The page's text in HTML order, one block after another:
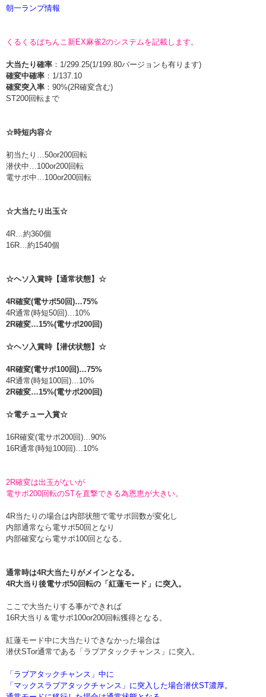
朝一ランプ情報
くるくるぱちんこ新EX麻雀2のシステムを記載します。
大当たり確率 ：1/299.25(1/199.80バージョンも有ります)
確変中確率 ：1/137.10
確変突入率 ：90%(2R確変含む)
ST200回転まで
☆時短内容☆
初当たり…50or200回転
潜伏中…100or200回転
電サポ中…100or200回転
☆大当たり出玉☆
4R…約360個
16R…約1540個
☆ヘソ入賞時【通常状態】☆
4R確変(電サポ50回)…75%
4R通常(時短50回)…10%
2R確変…15%(電サポ200回)
☆ヘソ入賞時【潜伏状態】☆
4R確変(電サポ100回)…75%
4R通常(時短100回)…10%
2R確変…15%(電サポ200回)
☆電チュー入賞☆
16R確変(電サポ200回)…90%
16R通常(時短100回)…10%
2R確変は出玉がないが
電サポ200回転のSTを直撃できる為恩恵が大きい。
4R当たりの場合は内部状態で電サポ回数が変化し
内部通常なら電サポ50回となり
内部確変なら電サポ100回となる。
通常時は4R大当たりがメインとなる。
4R大当り後電サポ50回転の「紅蓮モード」に突入。
ここで大当たりする事ができれば
16R大当り＆電サポ100or200回転獲得となる。
紅蓮モード中に大当たりできなかった場合は
潜伏STor通常である「ラブアタックチャンス」に突入。
「ラブアタックチャンス」中に
「マックスラブアタックチャンス」に突入した場合潜伏ST濃厚。